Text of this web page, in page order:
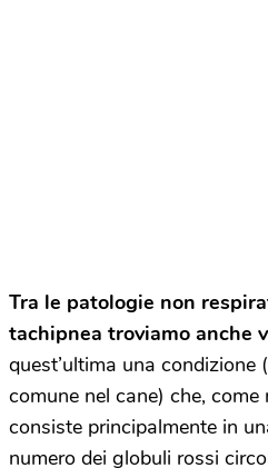
Tra le patologie non
tachipnea troviamo anche
quest’ultima una
comune nel cane) che, come
consiste principalmente in
numero dei globuli rossi